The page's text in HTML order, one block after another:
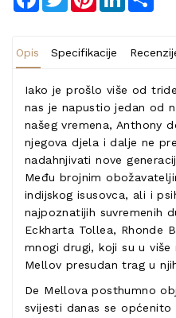
Opis Specifikacije
Iako je prošlo više od
nas je napustio jedan od
našeg vremena, Anthony
njegova djela i dalje ne
nadahnjivati nove
Među brojnim
indijskog isusovca, ali i
najpoznatijih suvremenih
Eckharta Tollea, Rhonde
mnogi drugi, koji su u
Mellov presudan trag u
De Mellova posthumno
svijesti danas se